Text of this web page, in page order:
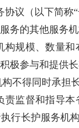
协议（以下简
务的其他服务机
模、数量和
极参与和提供长
得同时承担长
督和指导本
行长护服务机